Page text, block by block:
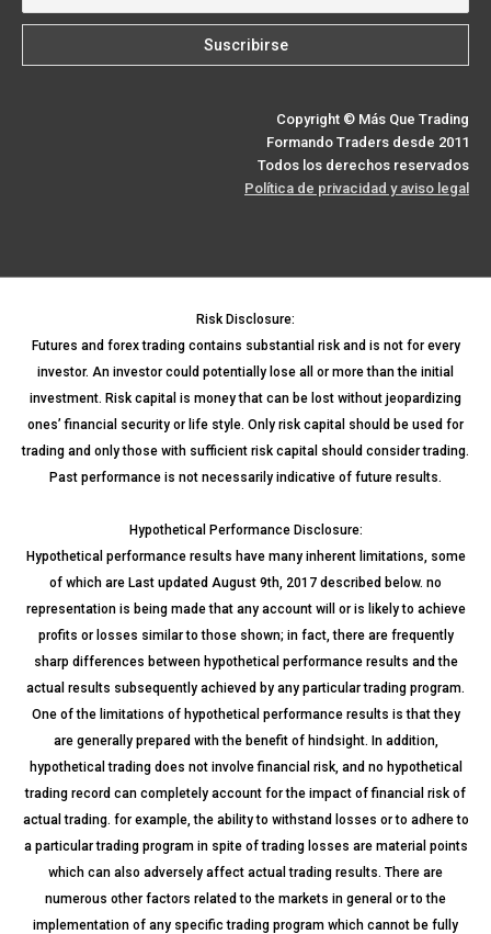
Copyright © Más Que Trading
Formando Traders desde 2011
Todos los derechos reservados
Política de privacidad y aviso legal
Risk Disclosure:
Futures and forex trading contains substantial risk and is not for every
investor. An investor could potentially lose all or more than the initial
investment. Risk capital is money that can be lost without jeopardizing
ones’ financial security or life style. Only risk capital should be used for
trading and only those with sufficient risk capital should consider trading.
Past performance is not necessarily indicative of future results.
Hypothetical Performance Disclosure:
Hypothetical performance results have many inherent limitations, some
of which are Last updated August 9th, 2017 described below. no
representation is being made that any account will or is likely to achieve
profits or losses similar to those shown; in fact, there are frequently
sharp differences between hypothetical performance results and the
actual results subsequently achieved by any particular trading program.
One of the limitations of hypothetical performance results is that they
are generally prepared with the benefit of hindsight. In addition,
hypothetical trading does not involve financial risk, and no hypothetical
trading record can completely account for the impact of financial risk of
actual trading. for example, the ability to withstand losses or to adhere to
a particular trading program in spite of trading losses are material points
which can also adversely affect actual trading results. There are
numerous other factors related to the markets in general or to the
implementation of any specific trading program which cannot be fully